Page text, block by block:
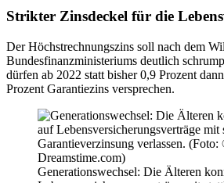
Strikter Zinsdeckel für die
Der Höchstrechnungszins soll nach dem
Bundesfinanzministeriums deutlich
dürfen ab 2022 statt bisher 0,9 Prozent
Prozent Garantiezins versprechen.
Generationswechsel: Die Älteren